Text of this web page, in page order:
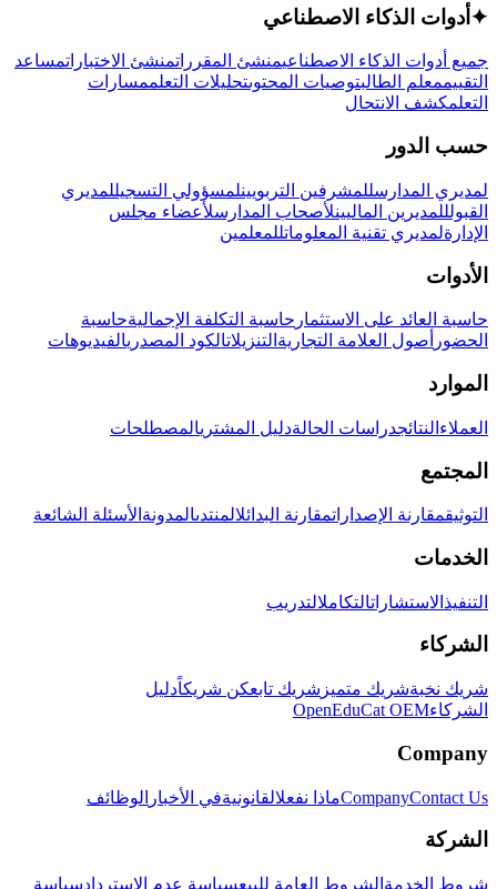
✦ أدوات الذكاء الاصطناعي
جميع أدوات الذكاء الاصطناعيمنشئ المقرراتمنشئ الاختباراتمساعد
التقييممعلم الطالبتوصيات المحتوىتحليلات التعلممسارات
التعلمكشف الانتحال
حسب الدور
لمديري المدارسللمشرفين التربويينلمسؤولي التسجيللمديري
القبولللمديرين الماليينلأصحاب المدارسلأعضاء مجلس
الإدارةلمديري تقنية المعلوماتللمعلمين
الأدوات
حاسبة العائد على الاستثمار حاسبة التكلفة الإجماليةحاسبة
الحضور أصول العلامة التجارية التنزيلاتالكود المصدريالفيديوهات
الموارد
العملاء النتائجدراسات الحالةدليل المشتريالمصطلحات
المجتمع
التوثيقمقارنة الإصداراتمقارنة البدائلالمنتدىالمدونة الأسئلة الشائعة
الخدمات
التنفيذ الاستشاراتالتكاملالتدريب
الشركاء
شريك نخبةشريك متميز شريك تابعكن شريكاًدليل
الشركاءOpenEduCat OEM
Company
CompanyContact Us ماذا نفعلالقانونيةفي الأخبار الوظائف
الشركة
شروط الخدمة الشروط العامة للبيعسياسة عدم الاستردادسياسة